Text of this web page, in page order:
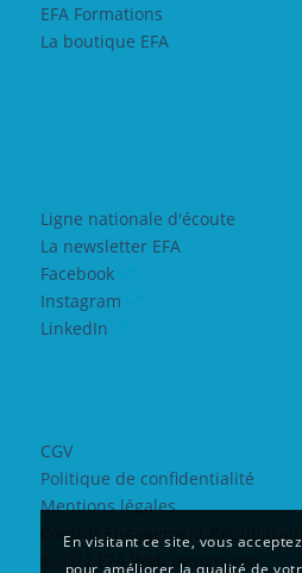
EFA Formations
La boutique EFA
Ligne nationale d'écoute
La newsletter EFA
Facebook
Instagram
LinkedIn
CGV
Politique de confidentialité
Mentions légales
Contrat Engagement Républicain
©2022 EFA Web design Yeti
En visitant ce site, vous